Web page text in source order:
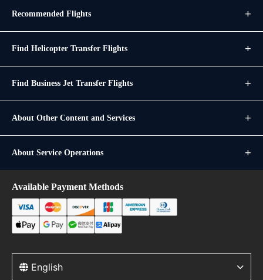
Recommended Flights
Find Helicopter Transfer Flights
Find Business Jet Transfer Flights
About Other Content and Services
About Service Operations
Available Payment Methods
English